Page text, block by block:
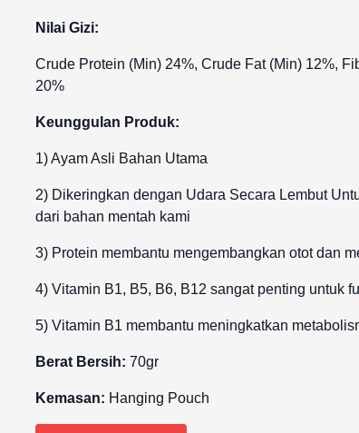
Nilai Gizi:
Crude Protein (Min) 24%, Crude Fat (Min) 12%,
20%
Keunggulan Produk:
1) Ayam Asli Bahan Utama
2) Dikeringkan dengan Udara Secara Lembut
dari bahan mentah kami
3) Protein membantu mengembangkan otot dan
4) Vitamin B1, B5, B6, B12 sangat penting untuk
5) Vitamin B1 membantu meningkatkan
Berat Bersih: 70gr
Kemasan: Hanging Pouch